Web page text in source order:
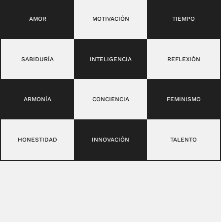
AMOR MOTIVACIÓN TIEMPO
SABIDURÍA INTELIGENCIA REFLEXIÓN
ARMONÍA CONCIENCIA FEMINISMO
HONESTIDAD INNOVACIÓN TALENTO